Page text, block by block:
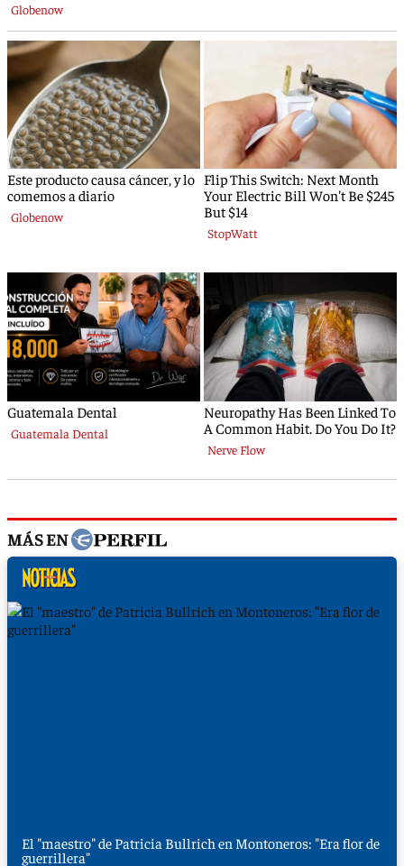
MÁS EN
El "maestro" de Patricia Bullrich en Montoneros: "Era flor de
guerrillera"